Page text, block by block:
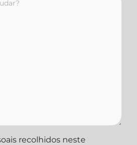
recolhidos neste